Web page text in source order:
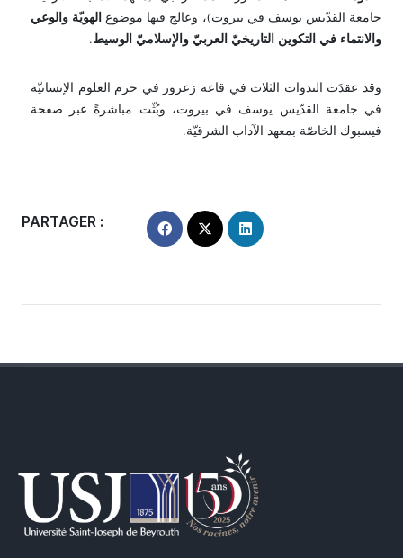
جامعة القدّيس يوسف في بيروت)، وعالج فيها موضوع الهويّة والوعي
والانتماء في التكوين التاريخيّ العربيّ والإسلاميّ الوسيط.
وقد عقدَت الندوات الثلاث في قاعة زعرور في حرم العلوم الإنسانيّة
في جامعة القدّيس يوسف في بيروت، وبُثّت مباشرةً عبر صفحة
فيسبوك الخاصّة بمعهد الآداب الشرقيّة.
PARTAGER :